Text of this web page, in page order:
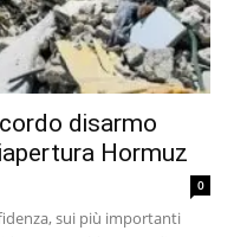
disarmo
Hormuz
0
sui più importanti